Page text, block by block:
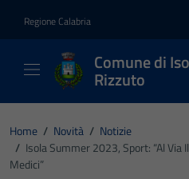
Regione Calabria
Comune di
Rizzuto
Home / Novità / Notizie
/ Isola Summer 2023, Sport: “Al Via
Medici”